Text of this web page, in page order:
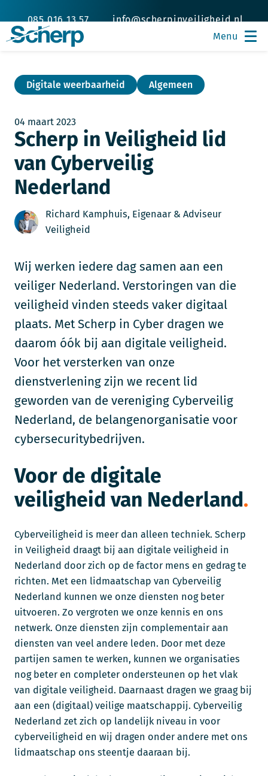
085 016 13 57 info@scherpinveiligheid.nl
Digitale weerbaarheid Algemeen
04 maart 2023
Scherp in Veiligheid lid
van Cyberveilig
Nederland
Richard Kamphuis, Eigenaar & Adviseur
Veiligheid
Wij werken iedere dag samen aan een
veiliger Nederland. Verstoringen van die
veiligheid vinden steeds vaker digitaal
plaats. Met Scherp in Cyber dragen we
daarom óók bij aan digitale veiligheid.
Voor het versterken van onze
dienstverlening zijn we recent lid
geworden van de vereniging Cyberveilig
Nederland, de belangenorganisatie voor
cybersecuritybedrijven.
Voor de digitale
veiligheid van Nederland
Cyberveiligheid is meer dan alleen techniek. Scherp
in Veiligheid draagt bij aan digitale veiligheid in
Nederland door zich op de factor mens en gedrag te
richten. Met een lidmaatschap van Cyberveilig
Nederland kunnen we onze diensten nog beter
uitvoeren. Zo vergroten we onze kennis en ons
netwerk. Onze diensten zijn complementair aan
diensten van veel andere leden. Door met deze
partijen samen te werken, kunnen we organisaties
nog beter en completer ondersteunen op het vlak
van digitale veiligheid. Daarnaast dragen we graag bij
aan een (digitaal) veilige maatschappij. Cyberveilig
Nederland zet zich op landelijk niveau in voor
cyberveiligheid en wij dragen onder andere met ons
lidmaatschap ons steentje daaraan bij.